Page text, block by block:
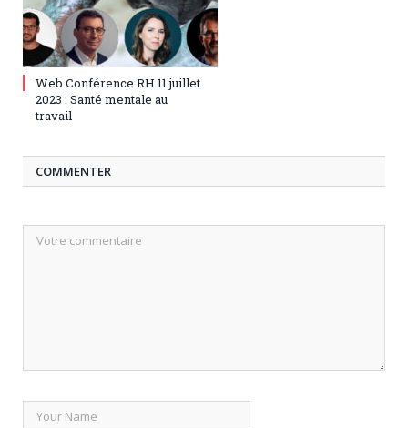
5 juillet 2023 0
Web Conférence RH 11 juillet
2023 : Santé mentale au
travail
COMMENTER